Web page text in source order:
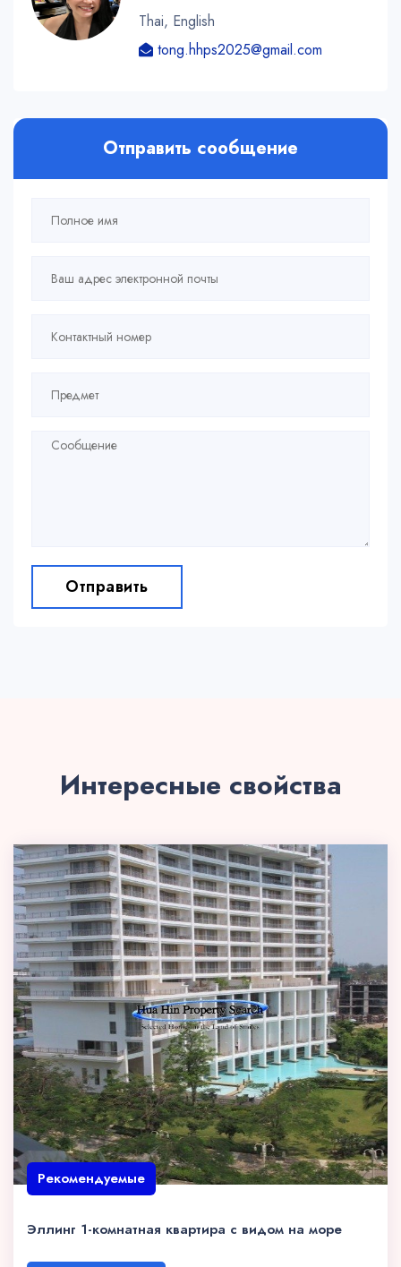
Thai, English
tong.hhps2025@gmail.com
Отправить сообщение
Отправить
Интересные свойства
Рекомендуемые
Эллинг 1-комнатная квартира с видом на море